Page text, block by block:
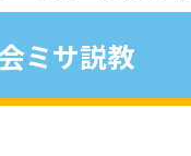
ミサ説教